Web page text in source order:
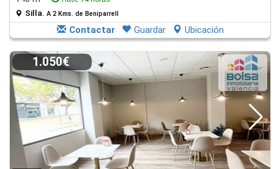
Silla. A 2 Kms. de Beniparrell
Contactar Guardar Ubicación
1.050€